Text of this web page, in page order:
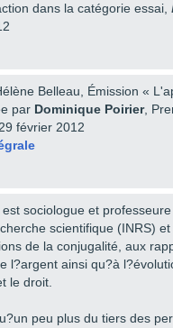
sur la méthodologie
dans la catégorie essai,
Belleau, Émission «
par Dominique Poirier,
février 2012
sociologue et
scientifique (INRS)
de la conjugalité, aux
l?argent ainsi qu?à
le droit.
peu plus du tiers des